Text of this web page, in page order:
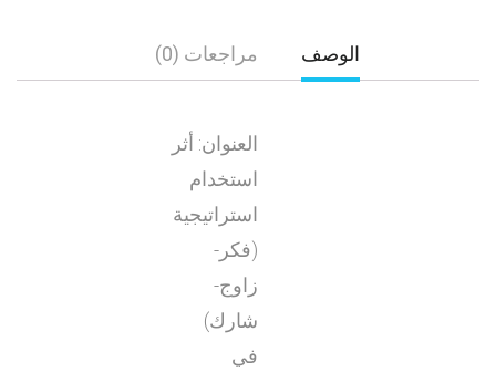
الوصف مراجعات (0)
العنوان: أثر
استخدام
استراتيجية
(فكر-
زاوج-
شارك)
في